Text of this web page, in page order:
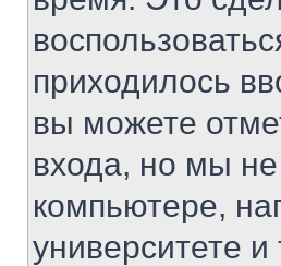
приходилось
вы можете
входа, но мы
компьютере,
университете